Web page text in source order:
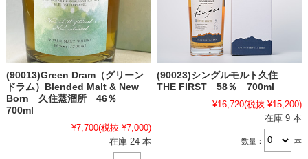
(90013)Green Dram（グリーン
ドラム）Blended Malt & New
Born 久住蒸溜所 46％
700ml
¥7,700(税抜 ¥7,000)
在庫 24 本
(90023)シングルモルト久住
THE FIRST 58％ 700ml
¥16,720(税抜 ¥15,200)
在庫 9 本
数量： 本